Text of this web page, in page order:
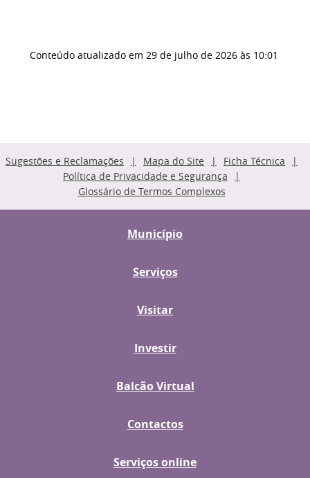
Conteúdo atualizado em 29 de julho de 2026 às 10:01
Sugestões e Reclamações Mapa do Site
Ficha Técnica
Política de Privacidade e Segurança
Glossário de Termos Complexos
Município
Serviços
Visitar
Investir
Balcão Virtual
Contactos
Serviços online